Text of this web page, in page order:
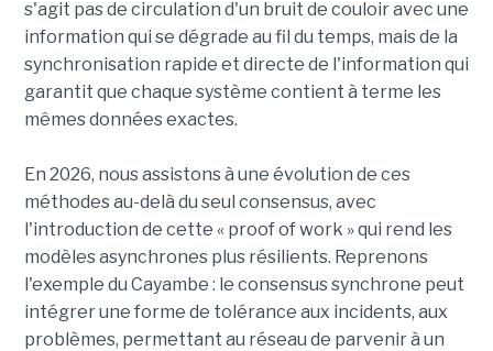
s'agit pas de circulation d'un bruit de couloir avec une
information qui se dégrade au fil du temps, mais de la
synchronisation rapide et directe de l'information qui
garantit que chaque système contient à terme les
mêmes données exactes.
En 2026, nous assistons à une évolution de ces
méthodes au-delà du seul consensus, avec
l'introduction de cette « proof of work » qui rend les
modèles asynchrones plus résilients. Reprenons
l'exemple du Cayambe : le consensus synchrone peut
intégrer une forme de tolérance aux incidents, aux
problèmes, permettant au réseau de parvenir à un